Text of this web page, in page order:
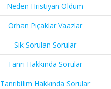
Neden Hristiyan Oldum​
Orhan Pıçaklar Vaazlar
Sık Sorulan Sorular
Tanrı Hakkında Sorular
Tanrıbilim Hakkında Sorular